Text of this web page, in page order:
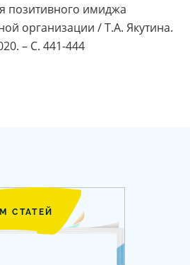
позитивного имиджа
организации / Т.А. Якутина.
– С. 441-444
СТАТЕЙ